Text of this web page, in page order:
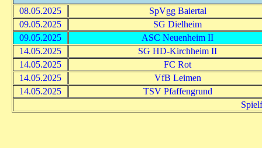
08.05.2025
SpVgg Baiertal
09.05.2025
SG Dielheim
09.05.2025
ASC Neuenheim II
14.05.2025
SG HD-Kirchheim II
14.05.2025
FC Rot
14.05.2025
VfB Leimen
14.05.2025
TSV Pfaffengrund